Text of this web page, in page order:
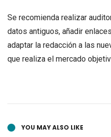
Se recomienda realizar
datos antiguos, añadir
adaptar la redacción a las
que realiza el mercado
YOU MAY ALSO LIKE